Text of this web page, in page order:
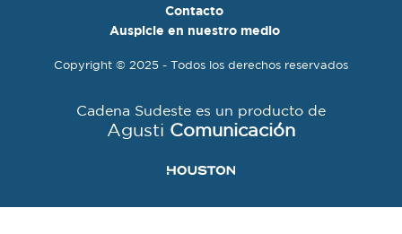
Contacto
Auspicie en nuestro medio
Copyright © 2025 - Todos los derechos reservados
Cadena Sudeste es un producto de
Agusti Comunicación